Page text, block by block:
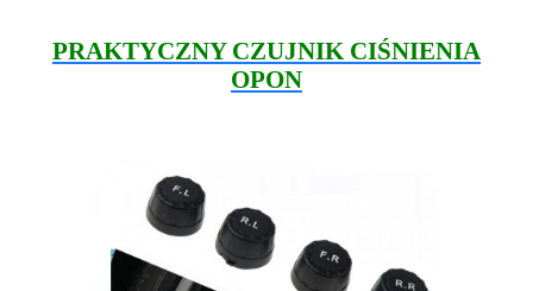
PRAKTYCZNY CZUJNIK CIŚNIENIA
OPON